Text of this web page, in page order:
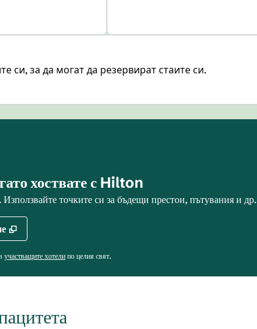
си, за да могат да резервират стаите си.
хоствате с Hilton
точките си за бъдещи престои, пътувания и др.
участващите хотели,отваря нов раздел
по целия свят.